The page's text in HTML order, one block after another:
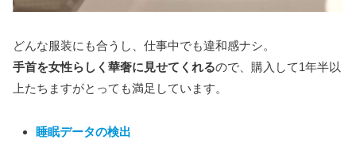
どんな服装にも合うし、仕事中でも違和感ナシ。
手首を女性らしく華奢に見せてくれるので、購入して1年半以
上たちますがとっても満足しています。
睡眠データの検出